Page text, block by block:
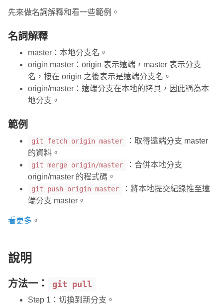
先來做名詞解釋和看一些範例。
名詞解釋
master：本地分支名。
origin master：origin 表示遠端，master 表示分支
名，接在 origin 之後表示是遠端分支名。
origin/master：遠端分支在本地的拷貝，因此稱為本
地分支。
範例
git fetch origin master
：取得遠端分支 master
的資料。
git merge origin/master
：合併本地分支
origin/master 的程式碼。
git push origin master
：將本地提交紀錄推至遠
端分支 master。
看更多 。
說明
方法一： git pull
Step 1：切換到新分支。